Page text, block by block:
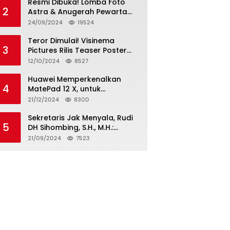
2
Resmi Dibuka! Lomba Foto
Astra & Anugerah Pewarta
Astra 2024: Bersama,
24/09/2024 19524
3
Teror Dimulai! Visinema
Pictures Rilis Teaser Poster
Wanita Ahli Neraka, Siap
November 2024
12/10/2024 8527
4
Huawei Memperkenalkan
MatePad 12 X, untuk
Pengalaman Lebih dari
Bright dan Desain Stylish
Tablet Ringan yang Hadirkan
Standar Baru untuk
21/12/2024 8300
5
Sekretaris Jak Menyala, Rudi
DH Sihombing, S.H., M.H.:
Cagub & Cawagub DKI
21/09/2024 7523